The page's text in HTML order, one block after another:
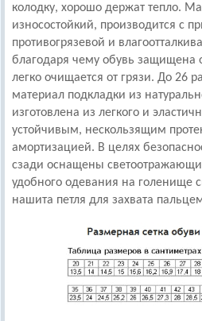
колодку, хорошо держат тепло.
износостойкий, производится с
противогрязевой и
благодаря чему обувь защищена
легко очищается от грязи. До 26
материал подкладки из
изготовлена из легкого и
устойчивым, нескользящим
амортизацией. В целях
сзади оснащены
удобного одевания на голенище
нашита петля для захвата